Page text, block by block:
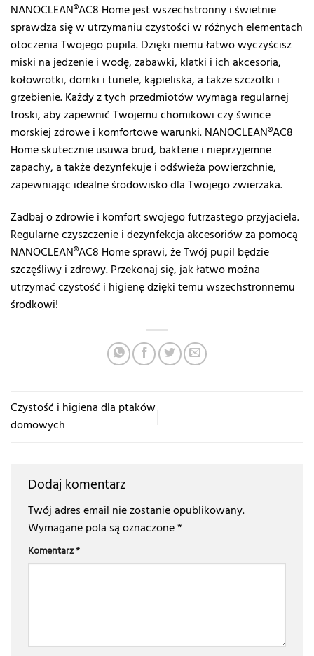
NANOCLEAN®AC8 Home jest wszechstronny i świetnie
sprawdza się w utrzymaniu czystości w różnych elementach
otoczenia Twojego pupila. Dzięki niemu łatwo wyczyścisz
miski na jedzenie i wodę, zabawki, klatki i ich akcesoria,
kołowrotki, domki i tunele, kąpieliska, a także szczotki i
grzebienie. Każdy z tych przedmiotów wymaga regularnej
troski, aby zapewnić Twojemu chomikowi czy śwince
morskiej zdrowe i komfortowe warunki. NANOCLEAN®AC8
Home skutecznie usuwa brud, bakterie i nieprzyjemne
zapachy, a także dezynfekuje i odświeża powierzchnie,
zapewniając idealne środowisko dla Twojego zwierzaka.
Zadbaj o zdrowie i komfort swojego futrzastego przyjaciela.
Regularne czyszczenie i dezynfekcja akcesoriów za pomocą
NANOCLEAN®AC8 Home sprawi, że Twój pupil będzie
szczęśliwy i zdrowy. Przekonaj się, jak łatwo można
utrzymać czystość i higienę dzięki temu wszechstronnemu
środkowi!
Czystość i higiena dla ptaków
domowych
Dodaj komentarz
Twój adres email nie zostanie opublikowany.
Wymagane pola są oznaczone*
Komentarz*